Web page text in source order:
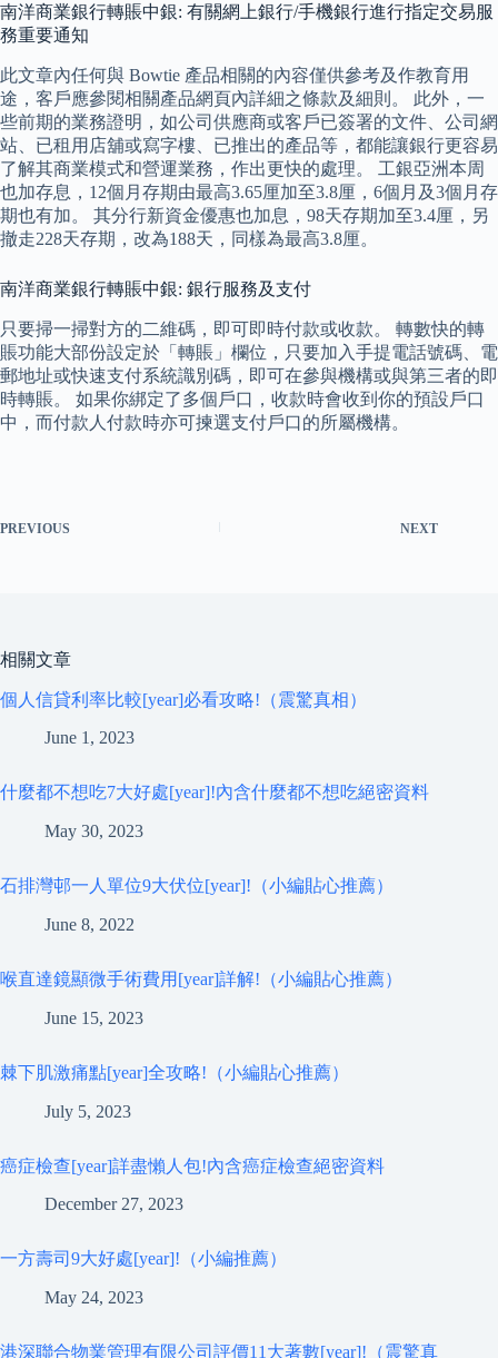
南洋商業銀行轉賬中銀: 有關網上銀行/手機銀行進行指定交易服
務重要通知
此文章內任何與 Bowtie 產品相關的內容僅供參考及作教育用
途，客戶應參閱相關產品網頁內詳細之條款及細則。 此外，一
些前期的業務證明，如公司供應商或客戶已簽署的文件、公司網
站、已租用店舖或寫字樓、已推出的產品等，都能讓銀行更容易
了解其商業模式和營運業務，作出更快的處理。 工銀亞洲本周
也加存息，12個月存期由最高3.65厘加至3.8厘，6個月及3個月存
期也有加。 其分行新資金優惠也加息，98天存期加至3.4厘，另
撤走228天存期，改為188天，同樣為最高3.8厘。
南洋商業銀行轉賬中銀: 銀行服務及支付
只要掃一掃對方的二維碼，即可即時付款或收款。 轉數快的轉
賬功能大部份設定於「轉賬」欄位，只要加入手提電話號碼、電
郵地址或快速支付系統識別碼，即可在參與機構或與第三者的即
時轉賬。 如果你綁定了多個戶口，收款時會收到你的預設戶口
中，而付款人付款時亦可揀選支付戶口的所屬機構。
PREVIOUS NEXT
相關文章
個人信貸利率比較[year]必看攻略!（震驚真相）
June 1, 2023
什麼都不想吃7大好處[year]!內含什麼都不想吃絕密資料
May 30, 2023
石排灣邨一人單位9大伏位[year]!（小編貼心推薦）
June 8, 2022
喉直達鏡顯微手術費用[year]詳解!（小編貼心推薦）
June 15, 2023
棘下肌激痛點[year]全攻略!（小編貼心推薦）
July 5, 2023
癌症檢查[year]詳盡懶人包!內含癌症檢查絕密資料
December 27, 2023
一方壽司9大好處[year]!（小編推薦）
May 24, 2023
港深聯合物業管理有限公司評價11大著數[year]!（震驚真